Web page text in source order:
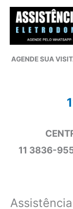
conteúdo
AGENDE SUA
11 3836-